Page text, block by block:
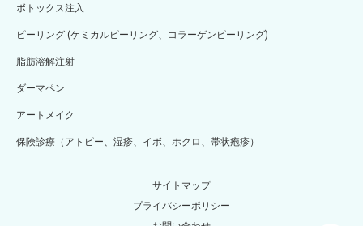
ボトックス注入
ピーリング (ケミカルピーリング、コラーゲンピーリング)
脂肪溶解注射
ダーマペン
アートメイク
保険診療（アトピー、湿疹、イボ、ホクロ、帯状疱疹）
サイトマップ
プライバシーポリシー